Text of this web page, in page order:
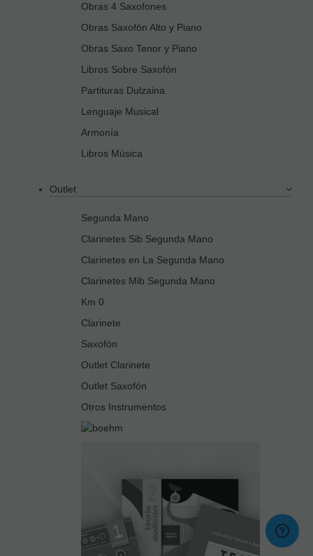
Obras 4 Saxofones
Obras Saxofón Alto y Piano
Obras Saxo Tenor y Piano
Libros Sobre Saxofón
Partituras Dulzaina
Lenguaje Musical
Armonía
Libros Música
Outlet
Segunda Mano
Clarinetes Sib Segunda Mano
Clarinetes en La Segunda Mano
Clarinetes Mib Segunda Mano
Km 0
Clarinete
Saxofón
Outlet Clarinete
Outlet Saxofón
Otros Instrumentos